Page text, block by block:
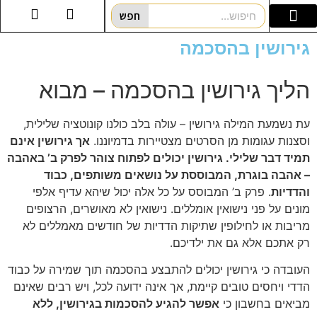
חפש
גירושין בהסכמה
הליך גירושין בהסכמה – מבוא
עת נשמעת המילה גירושין – עולה בלב כולנו קונוטציה שלילית,
וסצנות עגומות מן הסרטים מצטיירות בדמיוננו. אך גירושין אינם
תמיד דבר שלילי. גירושין יכולים לפתוח צוהר לפרק ב’ באהבה
– אהבה בוגרת, המבוססת על נושאים משותפים, כבוד
והדדיות. פרק ב’ המבוסס על כל אלה יכול שיהא עדיף אלפי
מונים על פני נישואין אומללים. נישואין לא מאושרים, הרצופים
מריבות או לחילופין שתיקות הדדיות של חודשים מאמללים לא
רק אתכם אלא גם את ילדיכם.
העובדה כי גירושין יכולים להתבצע בהסכמה תוך שמירה על כבוד
הדדי ויחסים טובים קיימת, אך אינה ידועה לכל, ויש רבים שאינם
מביאים בחשבון כי אפשר להגיע להסכמות בגירושין, ללא